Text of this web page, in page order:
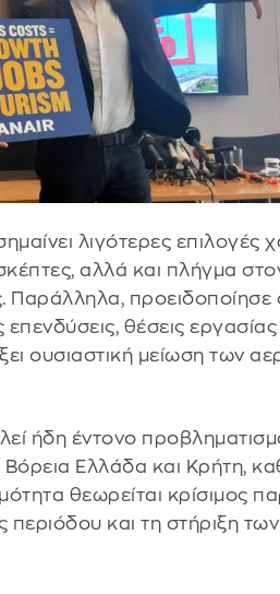
λιγότερες επιλογές
αλλά και πλήγμα
Παράλληλα, προειδοποίησε
επενδύσεις, θέσεις εργασίας
ουσιαστική μείωση των
ήδη έντονο
Βόρεια Ελλάδα και Κρήτη,
θεωρείται κρίσιμος
περιόδου και τη στήριξη